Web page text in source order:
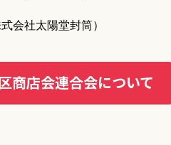
式会社太陽堂封筒）
商店会連合会について